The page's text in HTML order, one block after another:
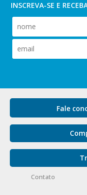
INSCREVA-SE E
Fale
Contato